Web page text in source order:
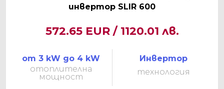
инвертор SLIR 600
572.65 EUR / 1120.01 лв.
от 3 kW до 4 kW
отоплителна
мощност
Инвертор
технология